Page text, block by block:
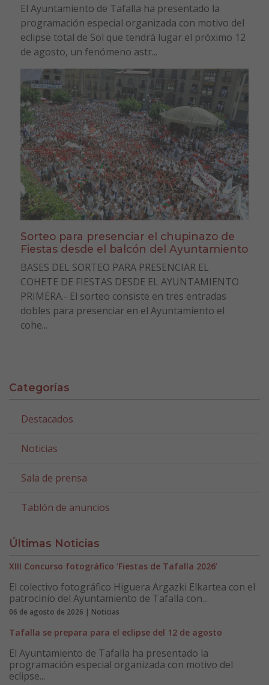
El Ayuntamiento de Tafalla ha presentado la
programación especial organizada con motivo del
eclipse total de Sol que tendrá lugar el próximo 12
de agosto, un fenómeno astr...
Sorteo para presenciar el chupinazo de
Fiestas desde el balcón del Ayuntamiento
BASES DEL SORTEO PARA PRESENCIAR EL
COHETE DE FIESTAS DESDE EL AYUNTAMIENTO
PRIMERA.- El sorteo consiste en tres entradas
dobles para presenciar en el Ayuntamiento el
cohe...
Categorías
Destacados
Noticias
Sala de prensa
Tablón de anuncios
Últimas Noticias
XIII Concurso fotográfico ‘Fiestas de Tafalla 2026’
El colectivo fotográfico Higuera Argazki Elkartea con el
patrocinio del Ayuntamiento de Tafalla con...
06 de agosto de 2026 | Noticias
Tafalla se prepara para el eclipse del 12 de agosto
El Ayuntamiento de Tafalla ha presentado la
programación especial organizada con motivo del
eclipse...